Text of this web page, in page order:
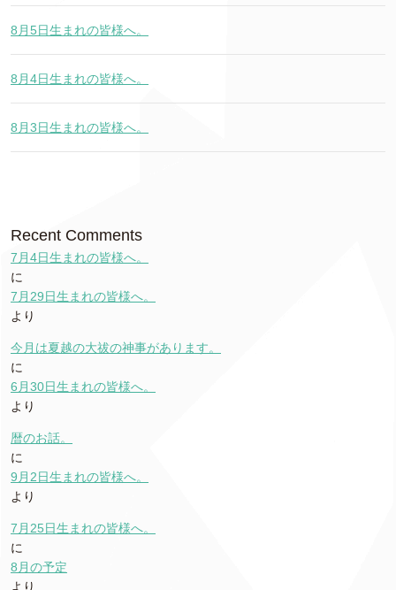
8月5日生まれの皆様へ。
8月4日生まれの皆様へ。
8月3日生まれの皆様へ。
Recent Comments
7月4日生まれの皆様へ。
に
7月29日生まれの皆様へ。
より
今月は夏越の大祓の神事があります。
に
6月30日生まれの皆様へ。
より
暦のお話。
に
9月2日生まれの皆様へ。
より
7月25日生まれの皆様へ。
に
8月の予定
より